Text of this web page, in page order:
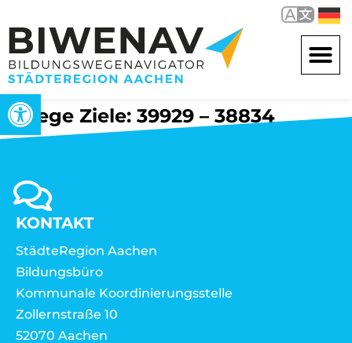
Werkzeugleiste öffnen
Wege Ziele: 39929 – 38834
KONTAKT
StädteRegion Aachen
Bildungsbüro
Kommunale Koordinierungsstelle
Zollernstraße 10
52070 Aachen